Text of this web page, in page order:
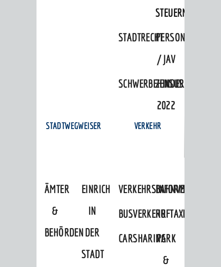
STEUERN
STADTRECHTPERSONALRAT
/ JAV
ZENSUS
2022
STADTWEGWEISER
ÄMTER
&
BEHÖRDEN
EINRICHTUNGEN
IN
DER
STADT
VERKEHR
VERKEHRSINFORMATIONEN
BAHNVERKEHR
BUSVERKEHRRUFTAXI
CARSHARINGPARK
&